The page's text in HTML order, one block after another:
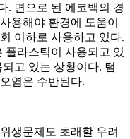
. 면으로 된 에코백의 경
용해야 환경에 도움이
이하로 사용하고 있다.
플라스틱이 사용되고 있
고 있는 상황이다. 텀
염은 수반된다.
생문제도 초래할 우려